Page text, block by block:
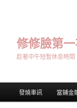
修修臉第
趁著中午短暫休息時
發燒車訊 當鋪金